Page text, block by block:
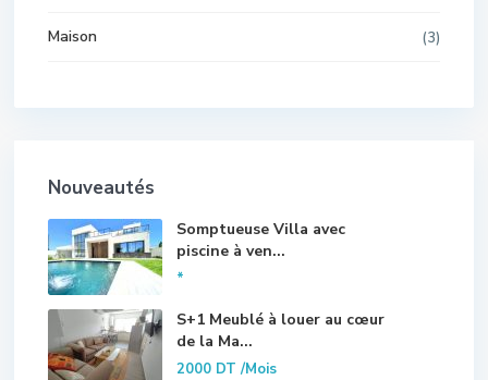
Maison (3)
Nouveautés
Somptueuse Villa avec
piscine à ven...
*
S+1 Meublé à louer au cœur
de la Ma...
2000 DT/Mois